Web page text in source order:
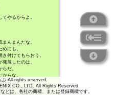
All rights reserved.
CO., LTD. All Rights Reserved.
どは、各社の商標、または登録商標です。
やるからよ。
んまんだな。
にも、
付けてもらおう。
展したのは、
だ。
らな。
れても、
れていったのさ。